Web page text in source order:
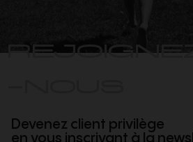
Devenez client privilège
en vous inscrivant à la